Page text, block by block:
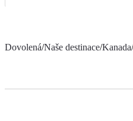
Dovolená/Naše destinace/Kanada/